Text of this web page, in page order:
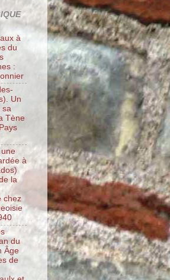
à
du
:
Un
sa
Tène
une
à
la
chez
du
Âge
de